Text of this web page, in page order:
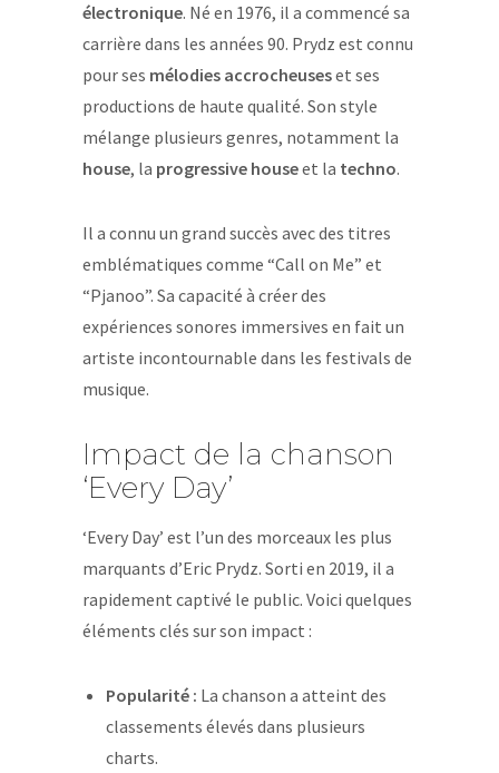
électronique. Né en 1976, il a commencé sa
carrière dans les années 90. Prydz est connu
pour ses mélodies accrocheuseset ses
productions de haute qualité. Son style
mélange plusieurs genres, notamment la
house, la progressive houseet la techno.
Il a connu un grand succès avec des titres
emblématiques comme “Call on Me” et
“Pjanoo”. Sa capacité à créer des
expériences sonores immersives en fait un
artiste incontournable dans les festivals de
musique.
Impact de la chanson
‘Every Day’
‘Every Day’ est l’un des morceaux les plus
marquants d’Eric Prydz. Sorti en 2019, il a
rapidement captivé le public. Voici quelques
éléments clés sur son impact :
Popularité : La chanson a atteint des
classements élevés dans plusieurs
charts.